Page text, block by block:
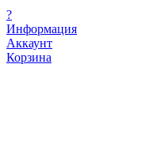
?
Информация
Аккаунт
Корзина